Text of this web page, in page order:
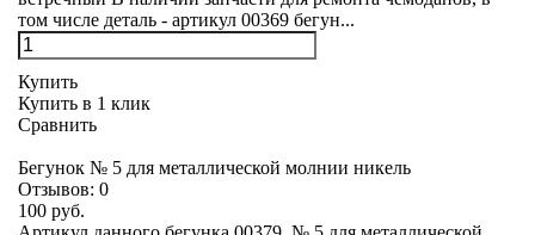
том числе деталь - артикул 00369 бегун...
Купить
Купить в 1 клик
Сравнить
Бегунок № 5 для металлической молнии никель
Отзывов: 0
100 руб.